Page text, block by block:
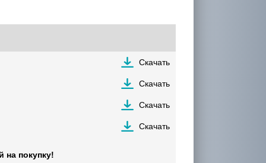
Скачать
Скачать
Скачать
Скачать
на покупку!